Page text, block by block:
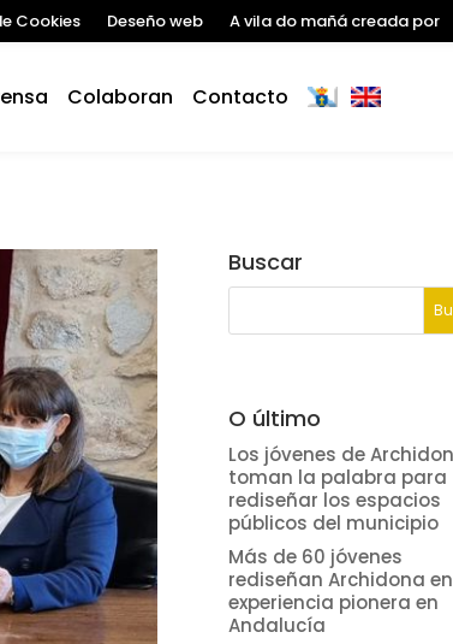
Cookies Deseño web A vila do mañá creada por
Colaboran Contacto
Buscar
O último
Los jóvenes de
toman la palabra para
rediseñar los espacios
públicos del municipio
Más de 60 jóvenes
rediseñan Archidona
experiencia pionera en
Andalucía